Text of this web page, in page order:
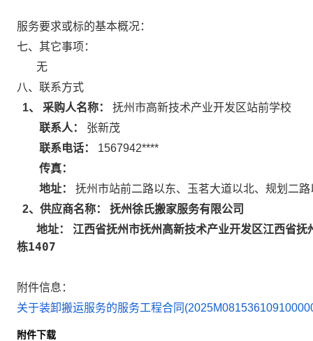
服务要求或标的基本概况：
七、其它事项：
无
八、联系方式
1、 采购人名称：
抚州市高新技术产业开发区站前学校
联系人：
张新茂
联系电话：
1567942****
传真：
地址：
抚州市站前二路以东、玉茗大道以北、规划二路
2、供应商名称： 抚州徐氏搬家服务有限公司
地址： 江西省抚州市抚州高新技术产业开发区江西省
栋1407
附件信息：
关于装卸搬运服务的服务工程合同
附件下载